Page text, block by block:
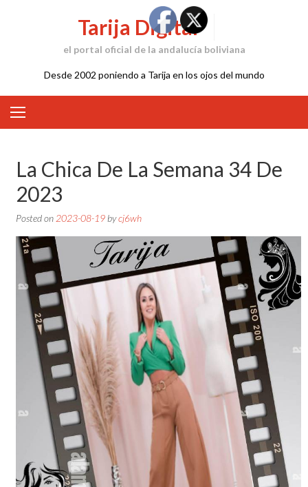
Tarija Digital
el portal oficial de la andalucía boliviana
Desde 2002 poniendo a Tarija en los ojos del mundo
La Chica De La Semana 34 De
2023
Posted on 2023-08-19bycj6wh